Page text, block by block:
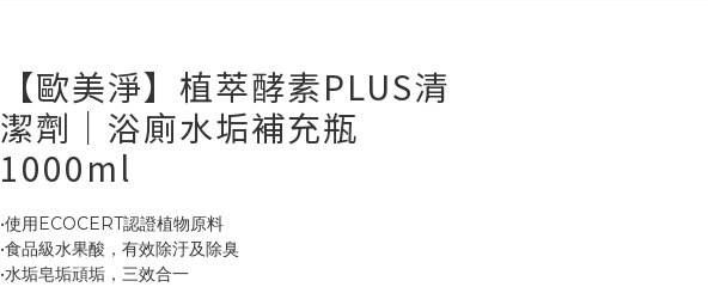
【歐美淨】植萃酵素PLUS清
潔劑｜浴廁水垢補充瓶
1000ml
•使用ECOCERT認證植物原料
•食品級水果酸，有效除汙及除臭
•水垢皂垢頑垢，三效合一